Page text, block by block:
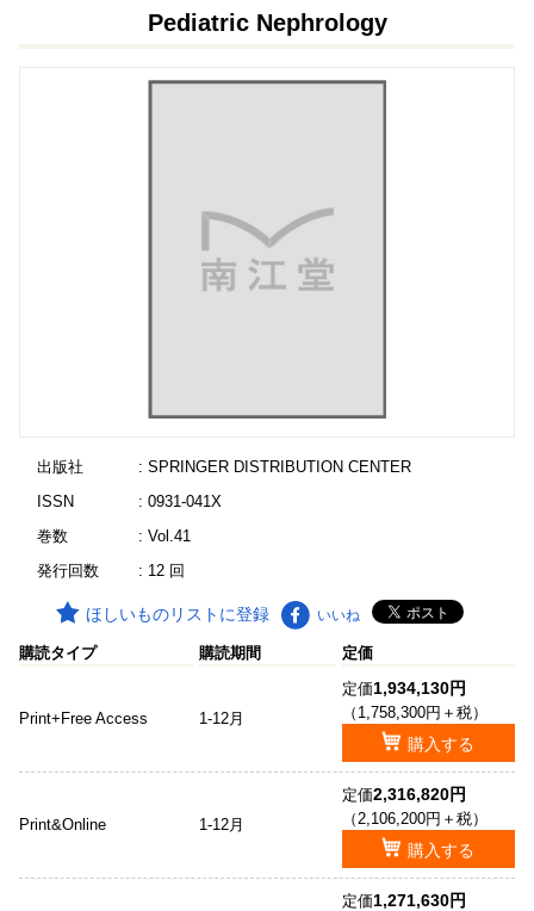
Pediatric Nephrology
出版社
: SPRINGER DISTRIBUTION CENTER
ISSN
: 0931-041X
巻数
: Vol.41
発行回数
: 12 回
ほしいものリストに登録 いいね
購読タイプ 購読期間 定価
Print+Free Access 1-12月
定価1,934,130円
（1,758,300円＋税）
購入する
Print&Online 1-12月
定価2,316,820円
（2,106,200円＋税）
購入する
定価1,271,630円